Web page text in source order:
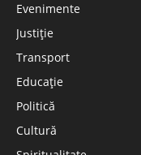
Evenimente
Justiție
Transport
Educație
Politică
Cultură